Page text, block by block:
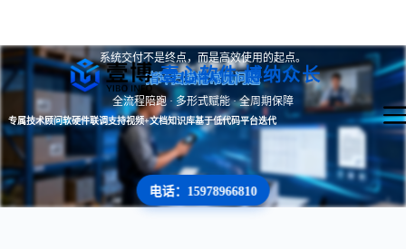
壹心软件 博纳众长
系统交付不是终点，而是高效使用的起点。
指环扫描枪常见问题
全流程陪跑 · 多形式赋能 · 全周期保障
专属技术顾问软硬件联调支持视频+文档知识库基于低代码平台迭代
电话：15978966810